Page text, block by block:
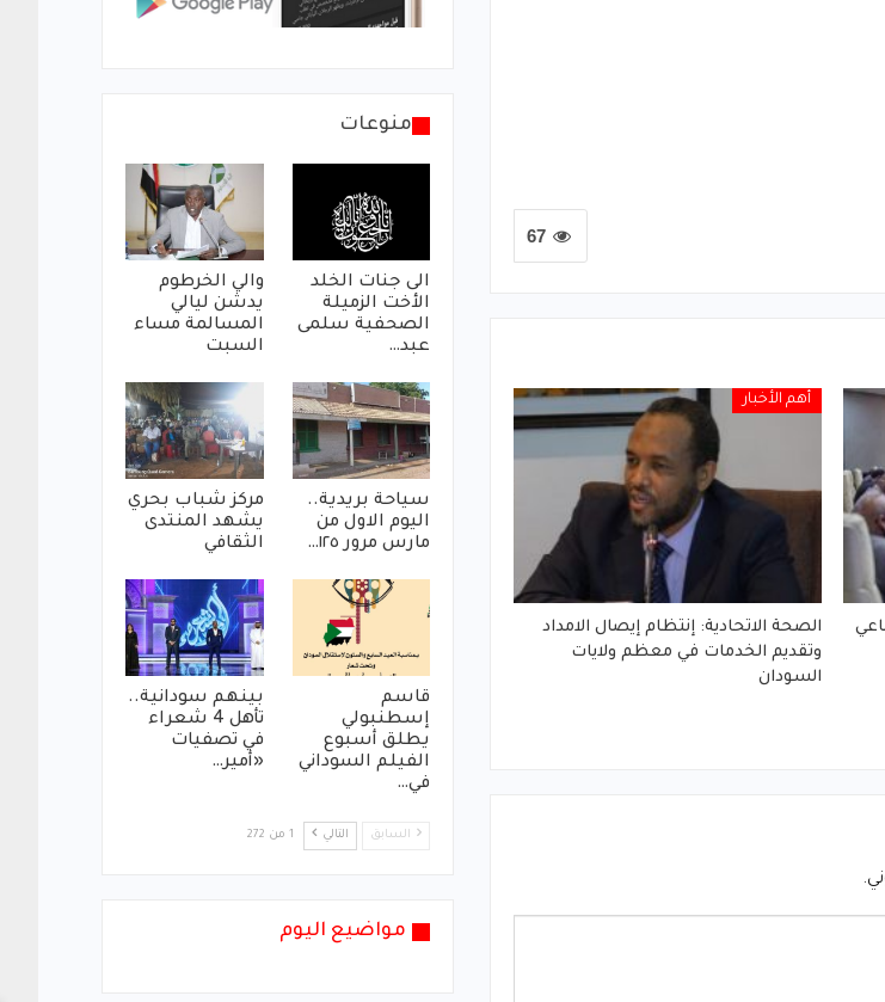
67
أهم الأخبار
الصحة الاتحادية: إنتظام إيصال الامداد
وتقديم الخدمات في معظم ولايات
السودان
منوعات
الى جنات الخلد
الأخت الزميلة
الصحفية سلمى
عبد…
والي الخرطوم
يدشن ليالي
المسالمة مساء
السبت
سياحة بريدية..
اليوم الاول من
مارس مرور ١٢٥…
مركز شباب بحري
يشهد المنتدى
الثقافي
قاسم
إسطنبولي
يطلق أسبوع
الفيلم السوداني
في…
بينهم سودانية..
تأهل 4 شعراء
في تصفيات
«أمير…
السابق التالي 1 من 272
مواضيع اليوم